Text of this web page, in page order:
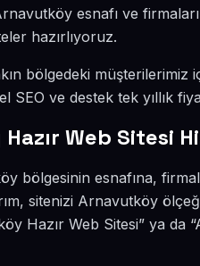
esnafı ve
hazırlıyoruz.
bölgedeki müşterilerimiz
SEO ve destek tek yıllık
Web Sitesi
bölgesinin esnafına,
sitenizi Arnavutköy
Hazır Web Sitesi” ya